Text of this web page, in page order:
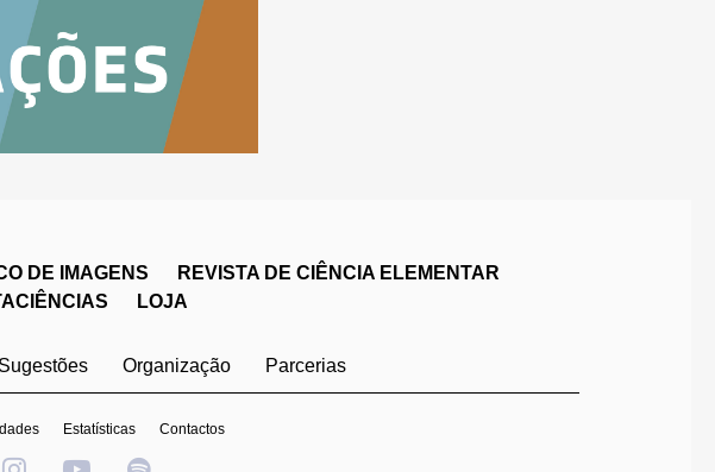
DE IMAGENS
REVISTA DE CIÊNCIA ELEMENTAR
LOJA
Sugestões Organização Parcerias
Estatísticas Contactos